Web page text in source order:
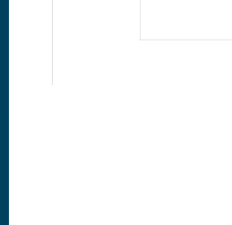
искусства (не в